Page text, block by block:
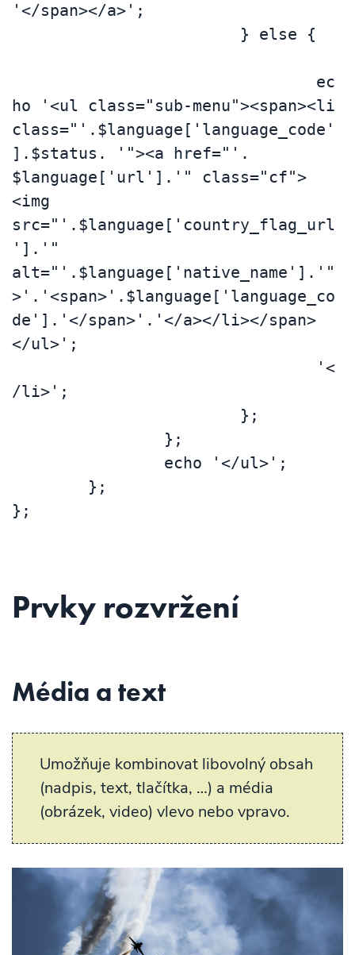
'</span></a>';
ho '<ul class="sub-menu"><span><li
class="'.$language['language_code'
].$status. '"><a href="'.
$language['url'].'" class="cf">
<img
src="'.$language['country_flag_url
'].'"
alt="'.$language['native_name'].'"
>'.'<span>'.$language['language_co
de'].'</span>'.'</a></li></span>
</ul>';
/li>';
};
Prvky rozvržení
Média a text
Umožňuje kombinovat libovolný obsah
(nadpis, text, tlačítka, …) a média
(obrázek, video) vlevo nebo vpravo.